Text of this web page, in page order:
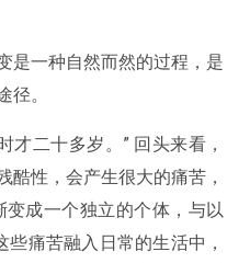
是一种自然而然的过程，是
径。
才二十多岁。” 回头来看，
酷性，会产生很大的痛苦，
变成一个独立的个体，与以
痛苦融入日常的生活中，